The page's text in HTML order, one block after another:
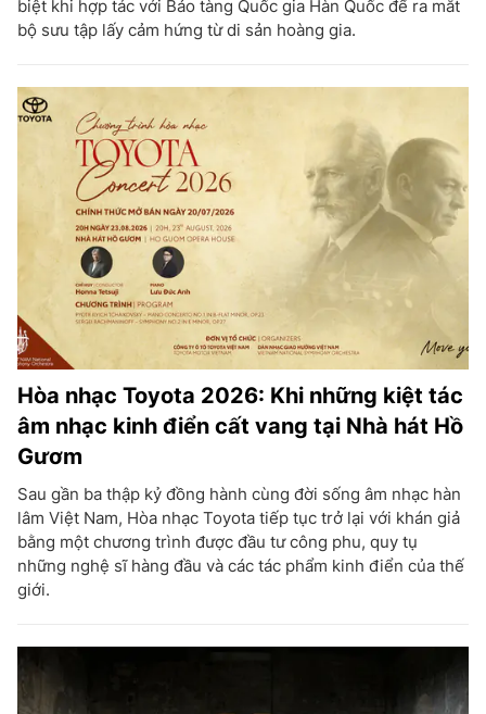
biệt khi hợp tác với Bảo tàng Quốc gia Hàn Quốc để ra mắt
bộ sưu tập lấy cảm hứng từ di sản hoàng gia.
Hòa nhạc Toyota 2026: Khi những kiệt tác
âm nhạc kinh điển cất vang tại Nhà hát Hồ
Gươm
Sau gần ba thập kỷ đồng hành cùng đời sống âm nhạc hàn
lâm Việt Nam, Hòa nhạc Toyota tiếp tục trở lại với khán giả
bằng một chương trình được đầu tư công phu, quy tụ
những nghệ sĩ hàng đầu và các tác phẩm kinh điển của thế
giới.